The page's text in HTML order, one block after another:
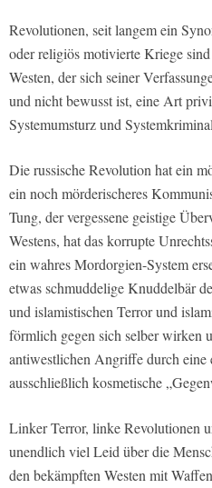
Revolutionen, seit langem ein
oder religiös motivierte Kriege
Westen, der sich seiner
und nicht bewusst ist, eine Art
Systemumsturz und
Die russische Revolution hat ein
ein noch mörderischeres
Tung, der vergessene geistige
Westens, hat das korrupte
ein wahres Mordorgien-System
etwas schmuddelige Knuddelbär
und islamistischen Terror und
förmlich gegen sich selber wirken
antiwestlichen Angriffe durch eine
ausschließlich kosmetische
Linker Terror, linke Revolutionen
unendlich viel Leid über die
den bekämpften Westen mit